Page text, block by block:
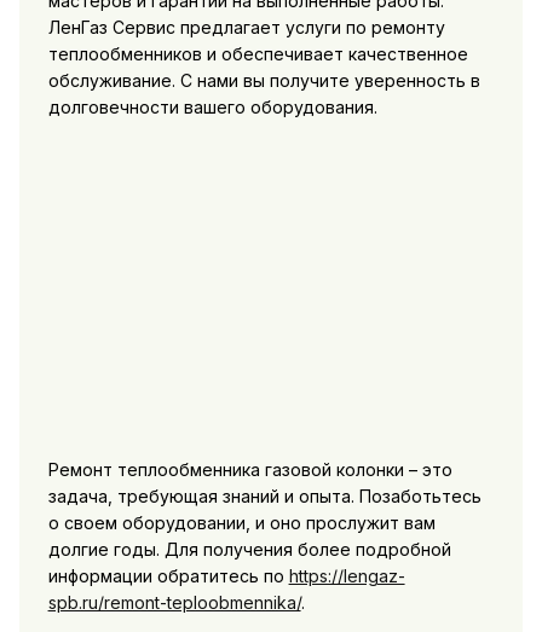
ЛенГаз Сервис предлагает услуги по ремонту
теплообменников и обеспечивает качественное
обслуживание. С нами вы получите уверенность в
долговечности вашего оборудования.
Ремонт теплообменника газовой колонки – это
задача, требующая знаний и опыта. Позаботьтесь
о своем оборудовании, и оно прослужит вам
долгие годы. Для получения более подробной
информации обратитесь по https://lengaz-
spb.ru/remont-teploobmennika/.